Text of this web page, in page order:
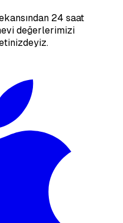
24 saat
değerlerimizi